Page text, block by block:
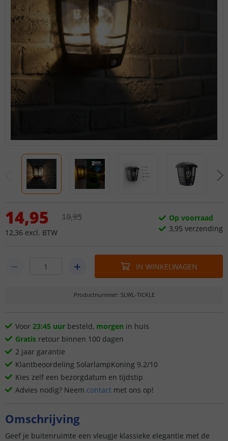
14,95
12,36 excl. BTW
19,95
Op voorraad
3,95 verzending
IN WINKELWAGEN
Productnummer: SLWL-TICKLE
Voor 23:45 uur besteld, morgen in huis
Gratis retour binnen 100 dagen
2 jaar garantie
Klantbeoordeling SolarlampKoning 9.2/10
Kies zelf een bezorgdatum en tijdstip
Advies nodig? Neem contact met ons op!
Omschrijving
Geef je buitenruimte een vleugje klassieke elegantie met de